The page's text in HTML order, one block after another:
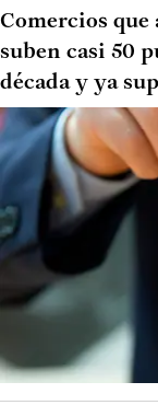
Comercios que
suben casi 50
década y ya